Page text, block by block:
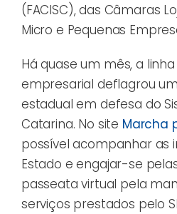
(FACISC), das Câmaras
Micro e Pequenas
Há quase um mês, a
empresarial deflagrou
estadual em defesa do
Catarina. No site Marcha
possível acompanhar as
Estado e engajar-se
passeata virtual pela
serviços prestados pelo